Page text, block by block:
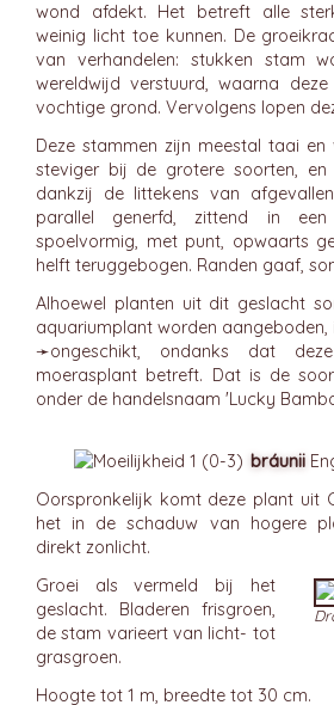
wond afdekt. Het betreft alle
weinig licht toe kunnen. De
van verhandelen: stukken stam
wereldwijd verstuurd, waarna
vochtige grond. Vervolgens lopen
Deze stammen zijn meestal taai en
steviger bij de grotere soorten, en
dankzij de littekens van
parallel generfd, zittend in een
spoelvormig, met punt, opwaarts
helft teruggebogen. Randen gaaf,
Alhoewel planten uit dit geslacht
aquariumplant worden
➛ongeschikt, ondanks dat
moerasplant betreft. Dat is de
onder de handelsnaam 'Lucky
bráunii
Oorspronkelijk komt deze plant uit
het in de schaduw van hogere
direkt zonlicht.
Groei als vermeld bij het
geslacht. Bladeren frisgroen,
de stam varieert van licht- tot
grasgroen.
Hoogte tot 1 m, breedte tot 30 cm.